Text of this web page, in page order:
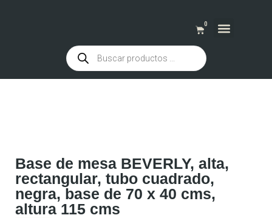
0
Base de mesa BEVERLY, alta,
rectangular, tubo cuadrado,
negra, base de 70 x 40 cms,
altura 115 cms